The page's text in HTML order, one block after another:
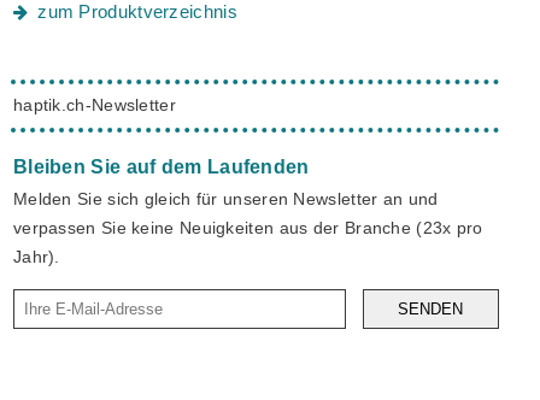
zum Produktverzeichnis
haptik.ch-Newsletter
Bleiben Sie auf dem Laufenden
Melden Sie sich gleich für unseren Newsletter an und
verpassen Sie keine Neuigkeiten aus der Branche (23x pro
Jahr).
SENDEN